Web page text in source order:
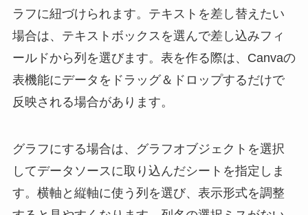
ラフに紐づけられます。テキストを差し替えたい
場合は、テキストボックスを選んで差し込みフィ
ールドから列を選びます。表を作る際は、Canvaの
表機能にデータをドラッグ＆ドロップするだけで
反映される場合があります。
グラフにする場合は、グラフオブジェクトを選択
してデータソースに取り込んだシートを指定しま
す。横軸と縦軸に使う列を選び、表示形式を調整